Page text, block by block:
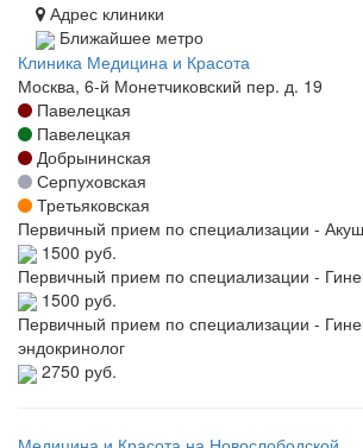
Адрес клиники
Ближайшее метро
Клиника Медицина и Красота
Москва, 6-й Монетчиковский пер. д. 19
Павелецкая
Павелецкая
Добрынинская
Серпуховская
Третьяковская
Первичный прием по специализации -
1500 руб.
Первичный прием по специализации -
1500 руб.
Первичный прием по специализации -
эндокринолог
2750 руб.